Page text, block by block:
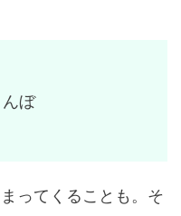
ぼ
ってくることも。そ